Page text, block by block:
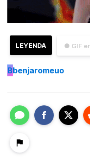
● GIF
LEYENDA
Bbenjaromeuo